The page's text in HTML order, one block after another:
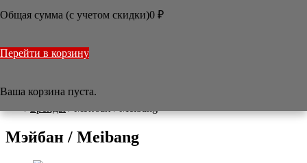
РОНБАОЧЖАЙ / RONGBAOZHAI
ИДЭГЭ / YIDEGE
Мэйбан / Meibang
Общая сумма (с учетом скидки)0 ₽
Перейти в корзину
Ваша корзина пуста.